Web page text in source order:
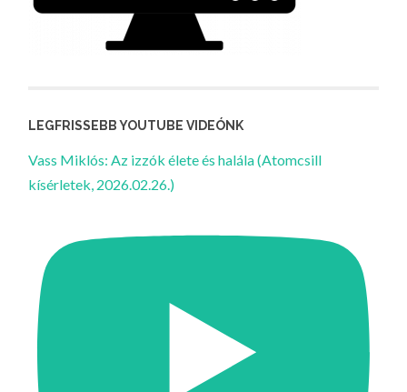
LEGFRISSEBB YOUTUBE VIDEÓNK
Vass Miklós: Az izzók élete és halála (Atomcsill
kísérletek, 2026.02.26.)